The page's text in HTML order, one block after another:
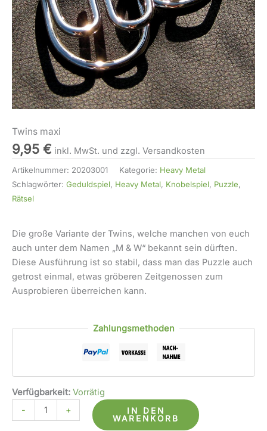
Twins maxi
9,95 € inkl. MwSt. und zzgl. Versandkosten
Artikelnummer: 20203001 Kategorie: Heavy Metal
Schlagwörter: Geduldspiel, Heavy Metal, Knobelspiel, Puzzle,
Rätsel
Die große Variante der Twins, welche manchen von euch
auch unter dem Namen „M & W“ bekannt sein dürften.
Diese Ausführung ist so stabil, dass man das Puzzle auch
getrost einmal, etwas gröberen Zeitgenossen zum
Ausprobieren überreichen kann.
Zahlungsmethoden
Verfügbarkeit: Vorrätig
-
+
IN DEN
WARENKORB